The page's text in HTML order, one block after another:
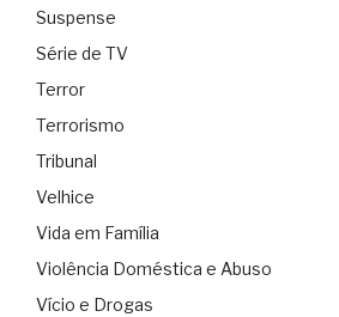
Suspense
Série de TV
Terror
Terrorismo
Tribunal
Velhice
Vida em Família
Violência Doméstica e Abuso
Vício e Drogas